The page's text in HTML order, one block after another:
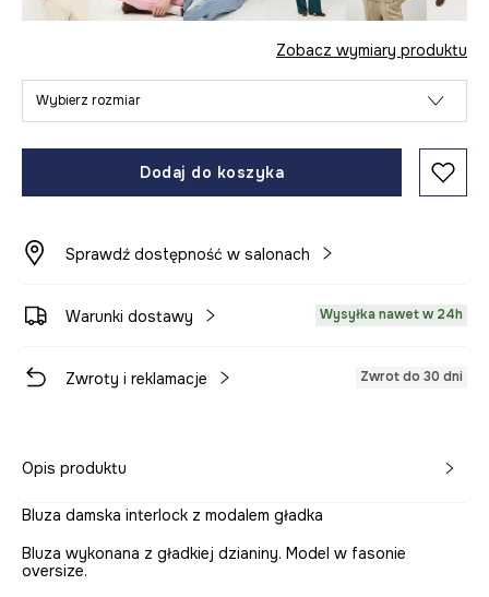
Zobacz wymiary produktu
Wybierz rozmiar
Dodaj do koszyka
Sprawdź dostępność w salonach
Warunki dostawy Wysyłka nawet w 24h
Zwroty i reklamacje Zwrot do 30 dni
Opis produktu
Bluza damska interlock z modalem gładka
Bluza wykonana z gładkiej dzianiny. Model w fasonie
oversize.